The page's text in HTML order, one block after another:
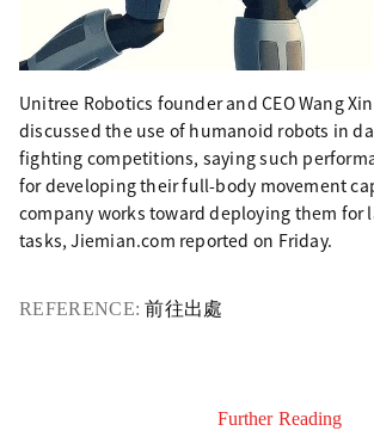
Unitree Robotics founder and CEO Wang
discussed the use of humanoid robots in
fighting competitions, saying such
for developing their full-body movement
company works toward deploying them for
tasks, Jiemian.com reported on Friday.
REFERENCE: 前往出處
Further Reading